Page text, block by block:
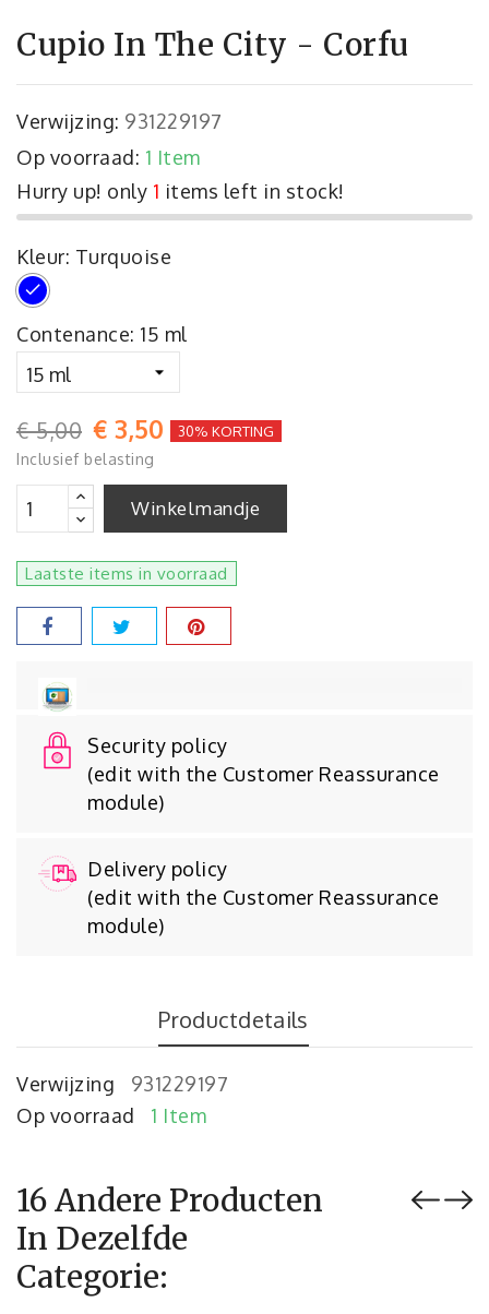
Cupio In The City - Corfu
Verwijzing: 931229197
Op voorraad: 1 Item
Hurry up! only 1 items left in stock!
Kleur: Turquoise
Turquoise
Contenance: 15 ml
€ 5,00 € 3,50 30% KORTING
Inclusief belasting
Winkelmandje
Laatste items in voorraad
Security policy
(edit with the Customer Reassurance
module)
Delivery policy
(edit with the Customer Reassurance
module)
Productdetails
Verwijzing
931229197
Op voorraad
1 Item
16 Andere Producten
In Dezelfde
Categorie: